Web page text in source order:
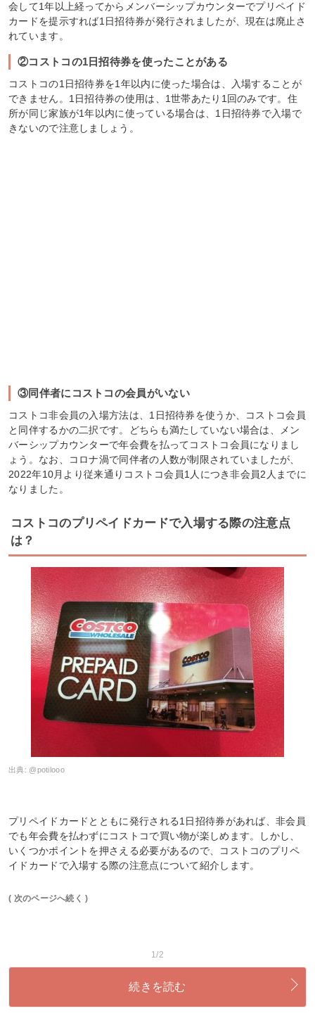
会して1年以上経ってからメンバーシップカウンターでプリペイド
カードを提示すれば1日招待券が発行されましたが、現在は廃止さ
れています。
②コストコの1日招待券を使ったことがある
コストコの1日招待券を1年以内に使った場合は、入場することが
できません。1日招待券の使用は、1世帯あたり1回のみです。住
所が同じ家族が1年以内に使っている場合は、1日招待券で入場で
きないので注意しましょう。
③同伴者にコストコの会員がいない
コストコ非会員の入場方法は、1日招待券を使うか、コストコ会員
と同伴するかの二択です。どちらも満たしていない場合は、メン
バーシップカウンターで年会費を払ってコストコ会員になりまし
ょう。なお、コロナ渦で同伴者の人数が制限されていましたが、
2022年10月より従来通りコストコ会員1人につき非会員2人までに
なりました。
コストコのプリペイドカードで入場する際の注意点
は？
出典: @potilooo
プリペイドカードとともに発行される1日招待券があれば、非会員
でも年会費を払わずにコストコで買い物が楽しめます。しかし、
いくつかポイントを押さえる必要があるので、コストコのプリペ
イドカードで入場する際の注意点について紹介します。
( 次のページへ続く )
1/2
続きを読む